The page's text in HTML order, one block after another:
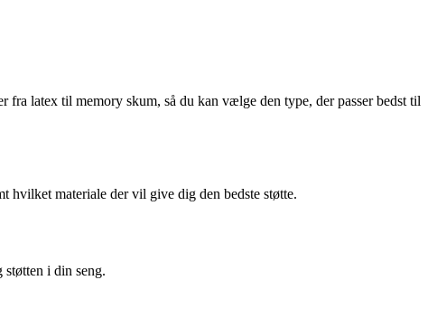
latex til memory skum, så du kan vælge den type, der passer bedst til
hvilket materiale der vil give dig den bedste støtte.
i din seng.